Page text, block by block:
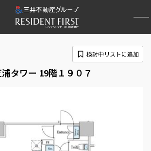
タワー 19階１９０７
検討中リストに追加